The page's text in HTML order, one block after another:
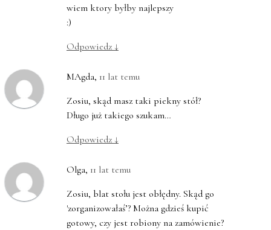
wiem ktory byłby najlepszy
:)
Odpowiedz ↓
MAgda, 11 lat temu
Zosiu, skąd masz taki piekny stół?
Długo już takiego szukam…
Odpowiedz ↓
Olga, 11 lat temu
Zosiu, blat stołu jest obłędny. Skąd go
'zorganizowałaś’? Można gdzieś kupić
gotowy, czy jest robiony na zamówienie?